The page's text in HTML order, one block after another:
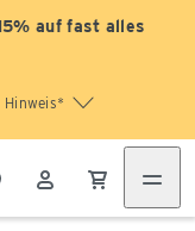
auf fast alles
Hinweis*